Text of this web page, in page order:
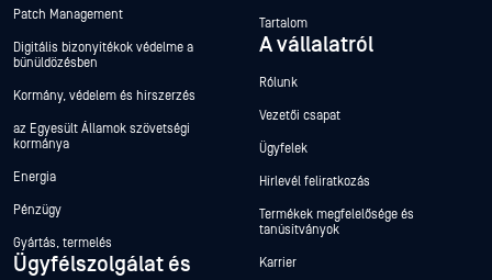
Patch Management
Digitális bizonyítékok védelme a
bűnüldözésben
Kormány, védelem és hírszerzés
az Egyesült Államok szövetségi
kormánya
Energia
Pénzügy
Gyártás, termelés
Ügyfélszolgálat és
Tartalom
A vállalatról
Rólunk
Vezetői csapat
Ügyfelek
Hírlevél feliratkozás
Termékek megfelelősége és
tanúsítványok
Karrier